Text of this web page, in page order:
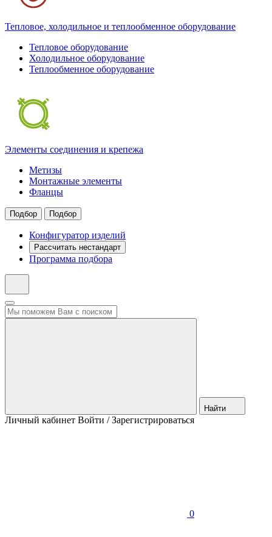
Тепловое, холодильное и теплообменное оборудование
Тепловое оборудование
Холодильное оборудование
Теплообменное оборудование
Элементы соединения и крепежа
Метизы
Монтажные элементы
Фланцы
Подбор Подбор
Конфигуратор изделий
Рассчитать нестандарт
Программа подбора
Найти
Личный кабинет Войти / Зарегистрироваться
0